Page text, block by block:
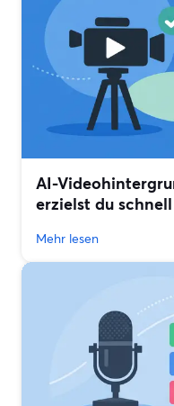
AI-
erzielst du
Mehr lesen